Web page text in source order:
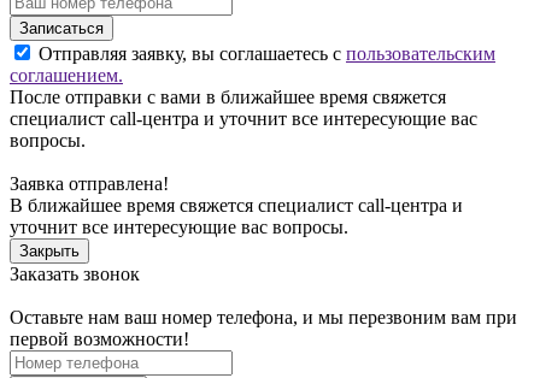
Записаться
Отправляя заявку, вы соглашаетесь с пользовательским
соглашением.
После отправки с вами в ближайшее время свяжется
специалист call-центра и уточнит все интересующие вас
вопросы.
Заявка отправлена!
В ближайшее время свяжется специалист call-центра и
уточнит все интересующие вас вопросы.
Закрыть
Заказать звонок
Оставьте нам ваш номер телефона, и мы перезвоним вам при
первой возможности!